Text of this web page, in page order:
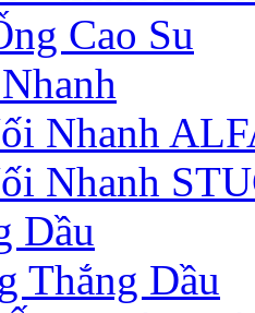
Cao Su
Nhanh
Nhanh
Dầu
Thắng Dầu